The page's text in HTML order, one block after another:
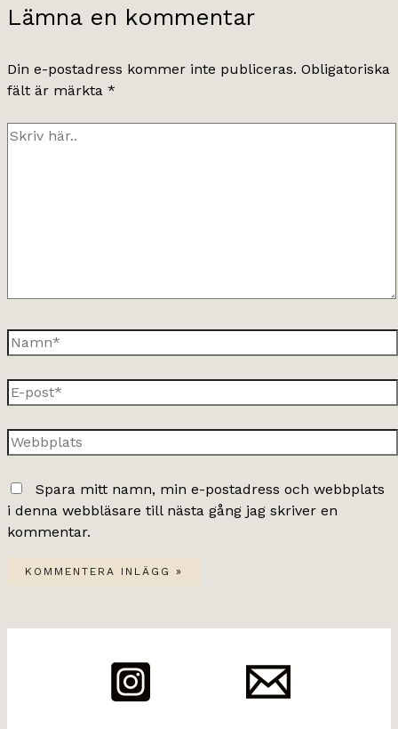
Lämna en kommentar
Din e-postadress kommer inte publiceras. Obligatoriska
fält är märkta *
Skriv
Namn*
E-
post*
Webbplats
Spara mitt namn, min e-postadress och webbplats
i denna webbläsare till nästa gång jag skriver en
kommentar.